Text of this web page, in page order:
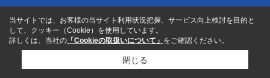
当サイトでは、お客様の当サイト利用状況把握、サービス向上検討を目的と
して、クッキー（Cookie）を使用しています。
詳しくは、当社の 「Cookieの取扱いについて」 をご確認ください。
閉じる